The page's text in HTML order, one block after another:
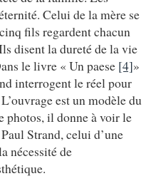
Celui de la mère se
fils regardent chacun
disent la dureté de la vie
le livre « Un paese [4]»
interrogent le réel pour
est un modèle du
photos, il donne à voir le
Strand, celui d’une
nécessité de